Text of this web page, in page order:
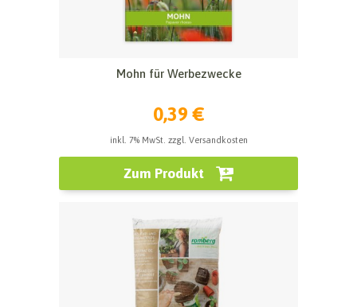
Mohn für Werbezwecke
0,39 €
inkl. 7% MwSt. zzgl. Versandkosten
Zum Produkt